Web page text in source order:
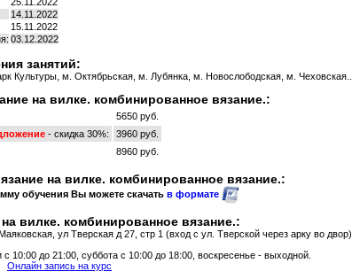
14.11.2022
15.11.2022
03.12.2022
занятий:
Культуры, м. Октябрьская, м. Лубянка, м. Новослободская, м. Чеховская...
на вилке. комбинированное вязание.:
5650 руб.
- скидка 30%:
3960 руб.
8960 руб.
на вилке. комбинированное вязание.:
обучения Вы можете скачать в формате
вилке. комбинированное вязание.:
ул Тверская д 27, стр 1 (вход с ул. Тверской через арку во двор)
10:00 до 21:00, суббота с 10:00 до 18:00, воскресенье - выходной.
Онлайн запись на курс